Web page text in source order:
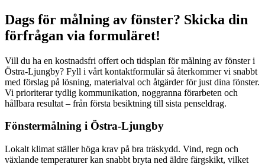
Dags för målning av fönster? Skicka din
förfrågan via formuläret!
Vill du ha en kostnadsfri offert och tidsplan för målning av fönster i
Östra-Ljungby? Fyll i vårt kontaktformulär så återkommer vi snabbt
med förslag på lösning, materialval och åtgärder för just dina fönster.
Vi prioriterar tydlig kommunikation, noggranna förarbeten och
hållbara resultat – från första besiktning till sista penseldrag.
Fönstermålning i Östra-Ljungby
Lokalt klimat ställer höga krav på bra träskydd. Vind, regn och
växlande temperaturer kan snabbt bryta ned äldre färgskikt, vilket